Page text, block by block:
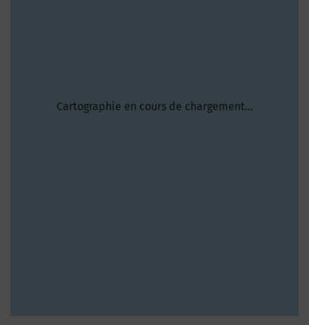
Cartographie en cours de chargement...